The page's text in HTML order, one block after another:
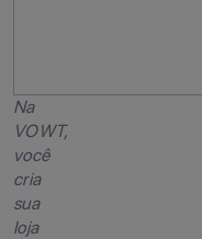
Na
VOWT,
você
cria
sua
loja